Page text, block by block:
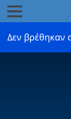
Δεν βρέθηκαν